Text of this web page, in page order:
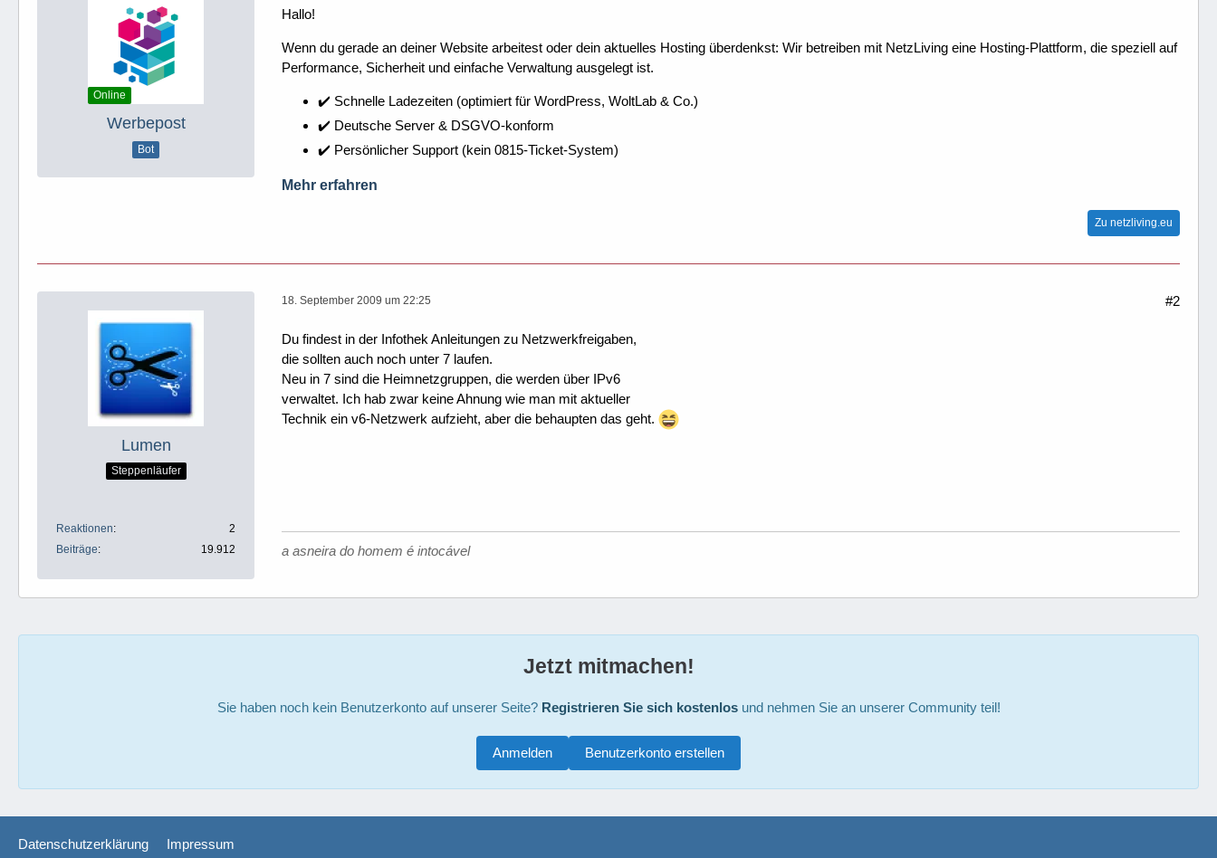
Online
Werbepost
Bot
Hallo!
Wenn du gerade an deiner Website arbeitest oder dein aktuelles Hosting überdenkst: Wir betreiben mit NetzLiving eine Hosting-Plattform, die speziell auf
Performance, Sicherheit und einfache Verwaltung ausgelegt ist.
✔️ Schnelle Ladezeiten (optimiert für WordPress, WoltLab & Co.)
✔️ Deutsche Server & DSGVO-konform
✔️ Persönlicher Support (kein 0815-Ticket-System)
Mehr erfahren
Zu netzliving.eu
Lumen
Steppenläufer
Reaktionen
2
Beiträge
19.912
18. September 2009 um 22:25 #2
Du findest in der Infothek Anleitungen zu Netzwerkfreigaben,
die sollten auch noch unter 7 laufen.
Neu in 7 sind die Heimnetzgruppen, die werden über IPv6
verwaltet. Ich hab zwar keine Ahnung wie man mit aktueller
Technik ein v6-Netzwerk aufzieht, aber die behaupten das geht.
a asneira do homem é intocável
Jetzt mitmachen!
Sie haben noch kein Benutzerkonto auf unserer Seite? Registrieren Sie sich kostenlosund nehmen Sie an unserer Community teil!
Benutzerkonto erstellen
Anmelden
Datenschutzerklärung Impressum